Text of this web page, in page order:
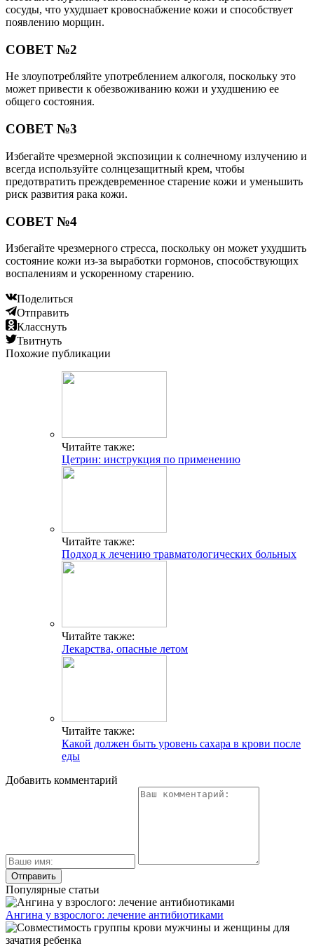
сосуды, что ухудшает кровоснабжение кожи и способствует
появлению морщин.
СОВЕТ №2
Не злоупотребляйте употреблением алкоголя, поскольку это
может привести к обезвоживанию кожи и ухудшению ее
общего состояния.
СОВЕТ №3
Избегайте чрезмерной экспозиции к солнечному излучению и
всегда используйте солнцезащитный крем, чтобы
предотвратить преждевременное старение кожи и уменьшить
риск развития рака кожи.
СОВЕТ №4
Избегайте чрезмерного стресса, поскольку он может ухудшить
состояние кожи из-за выработки гормонов, способствующих
воспалениям и ускоренному старению.
Поделиться
Отправить
Класснуть
Твитнуть
Похожие публикации
Читайте также:
Цетрин: инструкция по применению
Читайте также:
Подход к лечению травматологических больных
Читайте также:
Лекарства, опасные летом
Читайте также:
Какой должен быть уровень сахара в крови после
еды
Добавить комментарий
Популярные статьи
Ангина у взрослого: лечение антибиотиками